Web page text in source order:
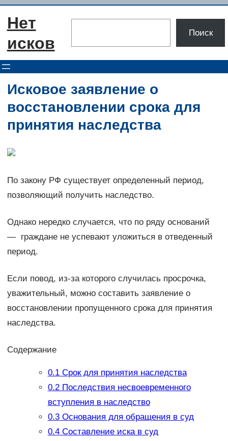
Перейти
Нет
исков
Поиск
Исковое заявление о
восстановлении срока для
принятия наследства
По закону РФ существует определенный период,
позволяющий получить наследство.
Однако нередко случается, что по ряду оснований
— граждане не успевают уложиться в отведенный
период.
Если повод, из-за которого случилась просрочка,
уважительный, можно составить заявление о
восстановлении пропущенного срока для принятия
наследства.
Содержание
0.1Срок для принятия наследства
0.2Последствия несвоевременного
вступления в наследство
0.3Основания для обращения в суд
0.4Составление иска в суд